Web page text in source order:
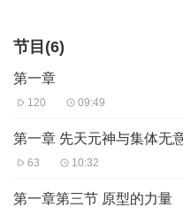
节目(6)
第一章
120 09:49
第一章 先天元神与集体无
63 10:32
第一章第三节 原型的力量